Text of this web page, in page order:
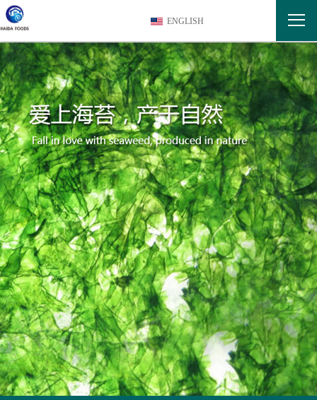
ENGLISH